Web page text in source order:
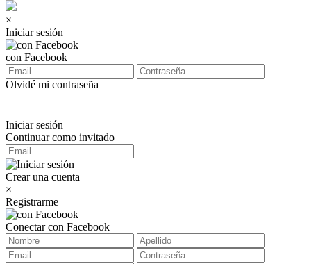
×
Iniciar sesión
con Facebook
Olvidé mi contraseña
Iniciar sesión
Continuar como invitado
Crear una cuenta
×
Registrarme
Conectar con Facebook